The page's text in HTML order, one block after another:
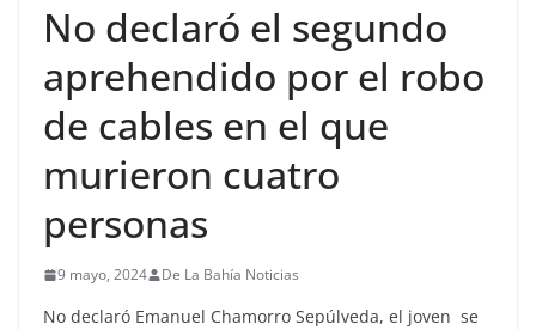
No declaró el segundo
aprehendido por el robo
de cables en el que
murieron cuatro
personas
9 mayo, 2024 De La Bahía Noticias
No declaró Emanuel Chamorro Sepúlveda, el joven se